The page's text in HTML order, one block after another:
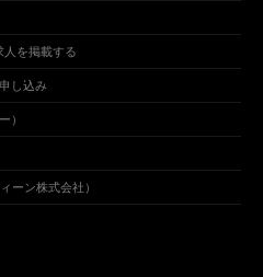
人を掲載する
し込み
）
ーン株式会社）